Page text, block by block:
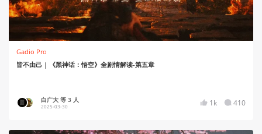
Gadio Pro
皆不由己 | 《黑神话：悟空》全剧情解读-第五章
白广大 等 3 人
2025-03-30 1k 410